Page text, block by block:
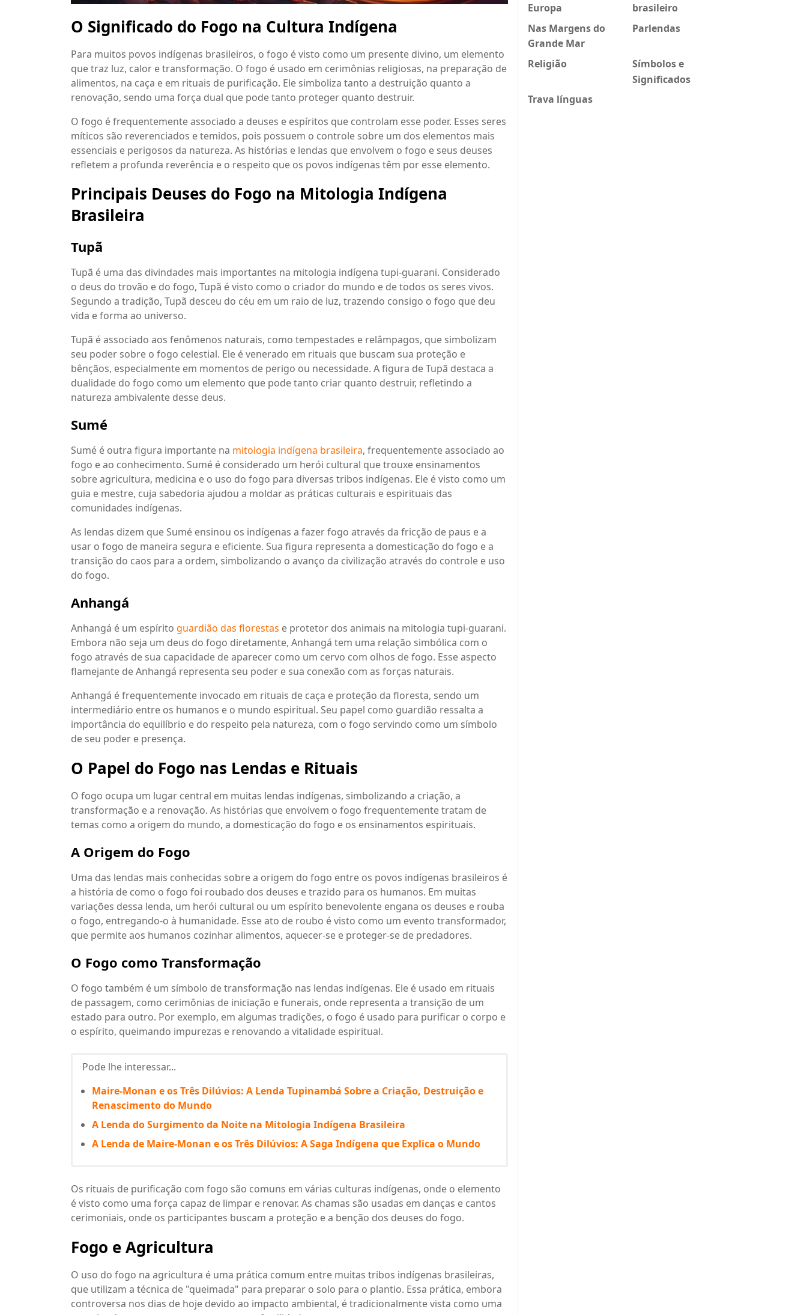
O Significado do Fogo na Cultura Indígena
Para muitos povos indígenas brasileiros, o fogo é visto como um presente divino, um elemento
que traz luz, calor e transformação. O fogo é usado em cerimônias religiosas, na preparação de
alimentos, na caça e em rituais de purificação. Ele simboliza tanto a destruição quanto a
renovação, sendo uma força dual que pode tanto proteger quanto destruir.
O fogo é frequentemente associado a deuses e espíritos que controlam esse poder. Esses seres
míticos são reverenciados e temidos, pois possuem o controle sobre um dos elementos mais
essenciais e perigosos da natureza. As histórias e lendas que envolvem o fogo e seus deuses
refletem a profunda reverência e o respeito que os povos indígenas têm por esse elemento.
Principais Deuses do Fogo na Mitologia Indígena
Brasileira
Tupã
Tupã é uma das divindades mais importantes na mitologia indígena tupi-guarani. Considerado
o deus do trovão e do fogo, Tupã é visto como o criador do mundo e de todos os seres vivos.
Segundo a tradição, Tupã desceu do céu em um raio de luz, trazendo consigo o fogo que deu
vida e forma ao universo.
Tupã é associado aos fenômenos naturais, como tempestades e relâmpagos, que simbolizam
seu poder sobre o fogo celestial. Ele é venerado em rituais que buscam sua proteção e
bênçãos, especialmente em momentos de perigo ou necessidade. A figura de Tupã destaca a
dualidade do fogo como um elemento que pode tanto criar quanto destruir, refletindo a
natureza ambivalente desse deus.
Sumé
Sumé é outra figura importante na mitologia indígena brasileira, frequentemente associado ao
fogo e ao conhecimento. Sumé é considerado um herói cultural que trouxe ensinamentos
sobre agricultura, medicina e o uso do fogo para diversas tribos indígenas. Ele é visto como um
guia e mestre, cuja sabedoria ajudou a moldar as práticas culturais e espirituais das
comunidades indígenas.
As lendas dizem que Sumé ensinou os indígenas a fazer fogo através da fricção de paus e a
usar o fogo de maneira segura e eficiente. Sua figura representa a domesticação do fogo e a
transição do caos para a ordem, simbolizando o avanço da civilização através do controle e uso
do fogo.
Anhangá
Anhangá é um espírito guardião das florestas e protetor dos animais na mitologia tupi-guarani.
Embora não seja um deus do fogo diretamente, Anhangá tem uma relação simbólica com o
fogo através de sua capacidade de aparecer como um cervo com olhos de fogo. Esse aspecto
flamejante de Anhangá representa seu poder e sua conexão com as forças naturais.
Anhangá é frequentemente invocado em rituais de caça e proteção da floresta, sendo um
intermediário entre os humanos e o mundo espiritual. Seu papel como guardião ressalta a
importância do equilíbrio e do respeito pela natureza, com o fogo servindo como um símbolo
de seu poder e presença.
O Papel do Fogo nas Lendas e Rituais
O fogo ocupa um lugar central em muitas lendas indígenas, simbolizando a criação, a
transformação e a renovação. As histórias que envolvem o fogo frequentemente tratam de
temas como a origem do mundo, a domesticação do fogo e os ensinamentos espirituais.
A Origem do Fogo
Uma das lendas mais conhecidas sobre a origem do fogo entre os povos indígenas brasileiros é
a história de como o fogo foi roubado dos deuses e trazido para os humanos. Em muitas
variações dessa lenda, um herói cultural ou um espírito benevolente engana os deuses e rouba
o fogo, entregando-o à humanidade. Esse ato de roubo é visto como um evento transformador,
que permite aos humanos cozinhar alimentos, aquecer-se e proteger-se de predadores.
O Fogo como Transformação
O fogo também é um símbolo de transformação nas lendas indígenas. Ele é usado em rituais
de passagem, como cerimônias de iniciação e funerais, onde representa a transição de um
estado para outro. Por exemplo, em algumas tradições, o fogo é usado para purificar o corpo e
o espírito, queimando impurezas e renovando a vitalidade espiritual.
Pode lhe interessar...
Maire-Monan e os Três Dilúvios: A Lenda Tupinambá Sobre a Criação, Destruição e
Renascimento do Mundo
A Lenda do Surgimento da Noite na Mitologia Indígena Brasileira
A Lenda de Maire-Monan e os Três Dilúvios: A Saga Indígena que Explica o Mundo
Os rituais de purificação com fogo são comuns em várias culturas indígenas, onde o elemento
é visto como uma força capaz de limpar e renovar. As chamas são usadas em danças e cantos
cerimoniais, onde os participantes buscam a proteção e a benção dos deuses do fogo.
Fogo e Agricultura
O uso do fogo na agricultura é uma prática comum entre muitas tribos indígenas brasileiras,
que utilizam a técnica de "queimada" para preparar o solo para o plantio. Essa prática, embora
controversa nos dias de hoje devido ao impacto ambiental, é tradicionalmente vista como uma
Europa
brasileiro
Nas Margens do
Grande Mar
Parlendas
Religião
Símbolos e
Significados
Trava línguas